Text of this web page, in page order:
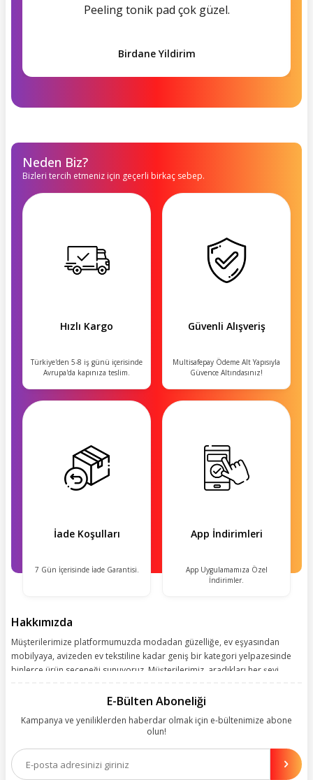
Peeling tonik pad çok güzel.
Birdane Yildirim
Neden Biz?
Bizleri tercih etmeniz için geçerli birkaç sebep.
Hızlı Kargo
Türkiye'den 5-8 iş günü içerisinde
Avrupa'da kapınıza teslim.
Güvenli Alışveriş
Multisafepay Ödeme Alt Yapısıyla
Güvence Altındasınız!
İade Koşulları
7 Gün İçerisinde İade Garantisi.
App İndirimleri
App Uygulamamıza Özel
İndirimler.
Hakkımızda
Müşterilerimize platformumuzda modadan güzelliğe, ev eşyasından
mobilyaya, avizeden ev tekstiline kadar geniş bir kategori yelpazesinde
binlerce ürün seçeneği sunuyoruz. Müşterilerimiz, aradıkları her şeyi
kolay, kusursuz ve keyifli bir alışveriş yolculuğu sunarken deneyiminize
olanakları sunuyoruz. Çalışmalarımızı müşterilerimizin memnuniyetini
esas alarak yürütüyoruz.
E-Bülten Aboneliği
Kampanya ve yeniliklerden haberdar olmak için e-bültenimize abone
olun!